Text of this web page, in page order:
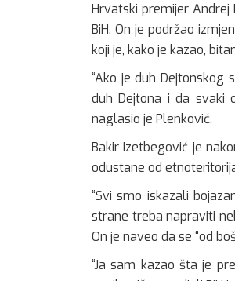
Hrvatski premijer
BiH. On je podržao
koji je, kako je kazao,
“Ako je duh
duh Dejtona i da svaki
naglasio je Plenković.
Bakir Izetbegović je
odustane od
“Svi smo iskazali
strane treba napraviti
On je naveo da se “od
“Ja sam kazao šta je